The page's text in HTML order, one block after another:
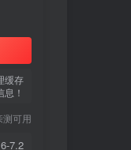
缓存
！
测可用
7.2